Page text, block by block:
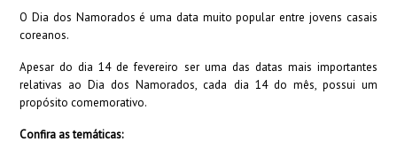
O Dia dos Namorados é uma data muito popular entre jovens casais
coreanos.
Apesar do dia 14 de fevereiro ser uma das datas mais importantes
relativas ao Dia dos Namorados, cada dia 14 do mês, possui um
propósito comemorativo.
Confira as temáticas: